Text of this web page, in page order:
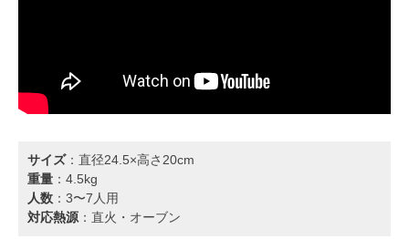
サイズ：直径24.5×高さ20cm
重量 ：4.5kg
人数 ：3〜7人用
対応熱源 ：直火・オーブン